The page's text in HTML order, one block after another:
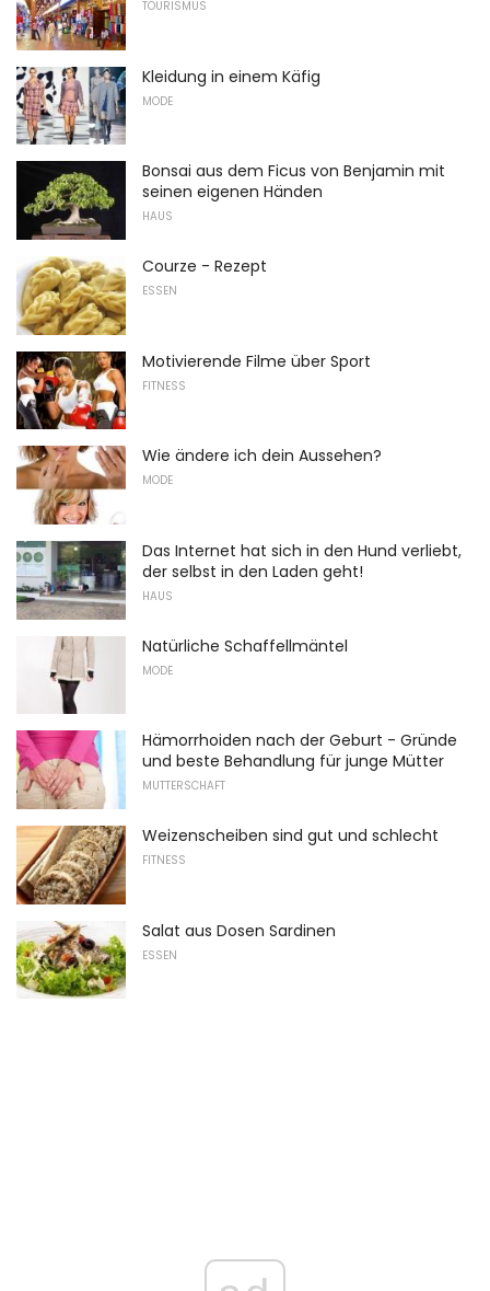
TOURISMUS
Kleidung in einem Käfig
MODE
Bonsai aus dem Ficus von Benjamin mit
seinen eigenen Händen
HAUS
Courze - Rezept
ESSEN
Motivierende Filme über Sport
FITNESS
Wie ändere ich dein Aussehen?
MODE
Das Internet hat sich in den Hund verliebt,
der selbst in den Laden geht!
HAUS
Natürliche Schaffellmäntel
MODE
Hämorrhoiden nach der Geburt - Gründe
und beste Behandlung für junge Mütter
MUTTERSCHAFT
Weizenscheiben sind gut und schlecht
FITNESS
Salat aus Dosen Sardinen
ESSEN